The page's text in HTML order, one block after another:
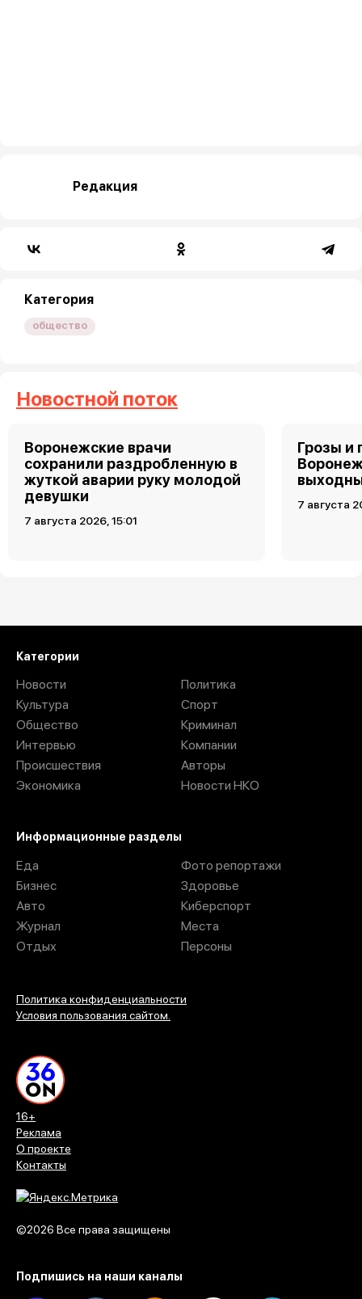
Редакция
Категория
общество
Новостной поток
Воронежские врачи
сохранили раздробленную в
жуткой аварии руку молодой
девушки
7 августа 2026, 15:01
Грозы и
7 августа
16+
Реклама
О проекте
Контакты
©2026 Все права защищены
Категории
Новости
Культура
Общество
Интервью
Происшествия
Экономика
Политика
Спорт
Криминал
Компании
Авторы
Новости НКО
Информационные разделы
Еда
Бизнес
Авто
Журнал
Отдых
Фото репортажи
Здоровье
Киберспорт
Места
Персоны
Политика конфиденциальности
Условия пользования сайтом.
Подпишись на наши каналы